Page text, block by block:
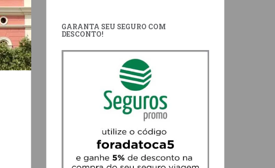
GARANTA SEU SEGURO COM
DESCONTO!